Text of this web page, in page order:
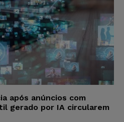
após anúncios com
gerado por IA circularem